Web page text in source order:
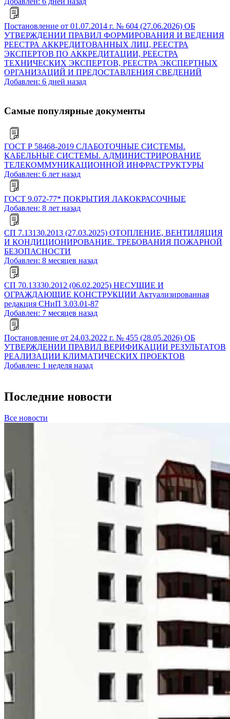
Постановление от 01.07.2014 г. № 604 (27.06.2026) ОБ
УТВЕРЖДЕНИИ ПРАВИЛ ФОРМИРОВАНИЯ И ВЕДЕНИЯ
РЕЕСТРА АККРЕДИТОВАННЫХ ЛИЦ, РЕЕСТРА
ЭКСПЕРТОВ ПО АККРЕДИТАЦИИ, РЕЕСТРА
ТЕХНИЧЕСКИХ ЭКСПЕРТОВ, РЕЕСТРА ЭКСПЕРТНЫХ
ОРГАНИЗАЦИЙ И ПРЕДОСТАВЛЕНИЯ СВЕДЕНИЙ
Добавлен: 6 дней назад
Самые популярные документы
ГОСТ Р 58468-2019 СЛАБОТОЧНЫЕ СИСТЕМЫ.
КАБЕЛЬНЫЕ СИСТЕМЫ. АДМИНИСТРИРОВАНИЕ
ТЕЛЕКОММУНИКАЦИОННОЙ ИНФРАСТРУКТУРЫ
Добавлен: 6 лет назад
ГОСТ 9.072-77* ПОКРЫТИЯ ЛАКОКРАСОЧНЫЕ
Добавлен: 8 лет назад
СП 7.13130.2013 (27.03.2025) ОТОПЛЕНИЕ, ВЕНТИЛЯЦИЯ
И КОНДИЦИОНИРОВАНИЕ. ТРЕБОВАНИЯ ПОЖАРНОЙ
БЕЗОПАСНОСТИ
Добавлен: 8 месяцев назад
СП 70.13330.2012 (06.02.2025) НЕСУЩИЕ И
ОГРАЖДАЮЩИЕ КОНСТРУКЦИИ Актуализированная
редакция СНиП 3.03.01-87
Добавлен: 7 месяцев назад
Постановление от 24.03.2022 г. № 455 (28.05.2026) ОБ
УТВЕРЖДЕНИИ ПРАВИЛ ВЕРИФИКАЦИИ РЕЗУЛЬТАТОВ
РЕАЛИЗАЦИИ КЛИМАТИЧЕСКИХ ПРОЕКТОВ
Добавлен: 1 неделя назад
Последние новости
Все новости